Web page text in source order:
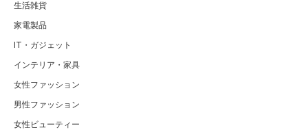
生活雑貨
家電製品
IT・ガジェット
インテリア・家具
女性ファッション
男性ファッション
女性ビューティー